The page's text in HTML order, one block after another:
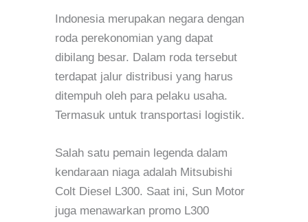
Indonesia merupakan negara dengan
roda perekonomian yang dapat
dibilang besar. Dalam roda tersebut
terdapat jalur distribusi yang harus
ditempuh oleh para pelaku usaha.
Termasuk untuk transportasi logistik.
Salah satu pemain legenda dalam
kendaraan niaga adalah Mitsubishi
Colt Diesel L300. Saat ini, Sun Motor
juga menawarkan promo L300